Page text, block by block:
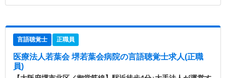
言語聴覚士 正職員
医療法人若葉会 堺若葉会病院の言語聴覚士求人(正職
員)